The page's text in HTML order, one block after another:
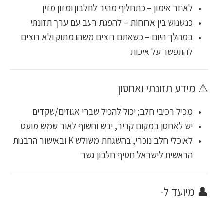
לאחר אימון – כתחליף מהיר לחלבון ומזון מזין
כנשנוש בין ארוחות – להפגת רעב עם ערך תזונתי
במהלך היום – כשאתם רוצים משהו מתוק ולא רוצים
להתפשר על איכות
⚠️ מידע תזונתי ואחסון
מכיל רכיבי חלב; יכול להכיל שברי אגוזים/שקדים
יש לאחסן במקום קריר, יבש וחשוף לאור שמש מועט
לאוכלי חלב נוכרי, בהשגחת משולש K ובאישור הרבנות
הראשית לישראל חטיף חלבון גשר
👤 מיועד ל‑